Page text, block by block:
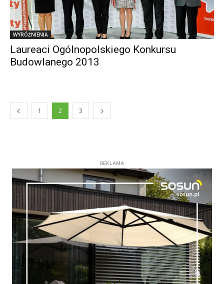
WYRÓŻNIENIA
Laureaci Ogólnopolskiego Konkursu
Budowlanego 2013
1 2 3
REKLAMA